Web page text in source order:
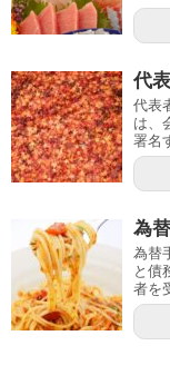
代
代表
は、
署名
為
為替
と債
者を